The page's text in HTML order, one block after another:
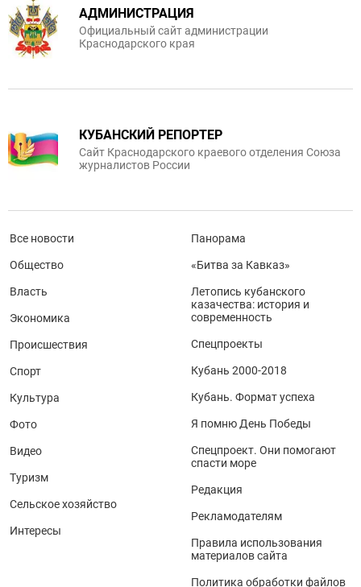
АДМИНИСТРАЦИЯ
Официальный сайт администрации
Краснодарского края
КУБАНСКИЙ РЕПОРТЕР
Сайт Краснодарского краевого отделения Союза
журналистов России
Все новости
Общество
Власть
Экономика
Происшествия
Спорт
Культура
Фото
Видео
Туризм
Сельское хозяйство
Интересы
Панорама
«Битва за Кавказ»
Летопись кубанского
казачества: история и
современность
Спецпроекты
Кубань 2000-2018
Кубань. Формат успеха
Я помню День Победы
Спецпроект. Они помогают
спасти море
Редакция
Рекламодателям
Правила использования
материалов сайта
Политика обработки файлов